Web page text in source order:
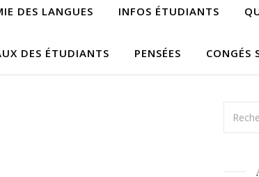
DES LANGUES INFOS ÉTUDIANTS
DES ÉTUDIANTS PENSÉES CONGÉS